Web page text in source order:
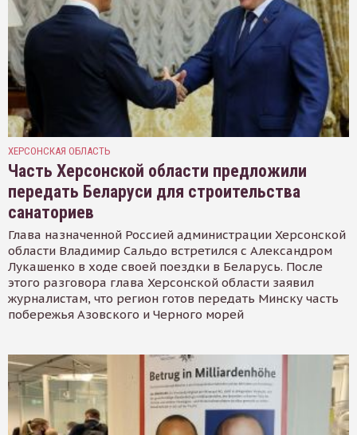
ХЕРСОНСКАЯ ОБЛАСТЬ
Часть Херсонской области предложили
передать Беларуси для строительства
санаториев
Глава назначенной Россией администрации Херсонской
области Владимир Сальдо встретился с Александром
Лукашенко в ходе своей поездки в Беларусь. После
этого разговора глава Херсонской области заявил
журналистам, что регион готов передать Минску часть
побережья Азовского и Черного морей